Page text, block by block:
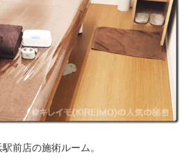
前店の施術ルーム。